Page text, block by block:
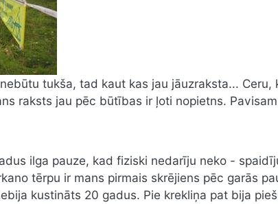
tukša, tad kaut kas jau jāuzraksta...
raksts jau pēc būtības ir ļoti nopietns.
ilga pauze, kad fiziski nedarīju neko -
tērpu ir mans pirmais skrējiens pēc garās
kustināts 20 gadus. Pie krekliņa pat bija